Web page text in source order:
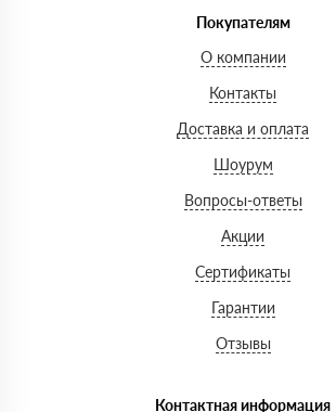
Покупателям
О компании
Контакты
Доставка и оплата
Шоурум
Вопросы-ответы
Акции
Сертификаты
Гарантии
Отзывы
Контактная информация